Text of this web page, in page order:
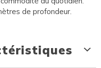
de profondeur.